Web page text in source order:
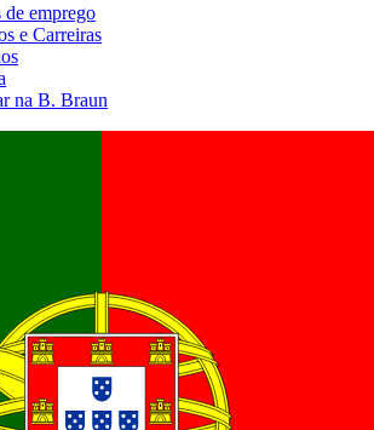
emprego
e Carreiras
na B. Braun